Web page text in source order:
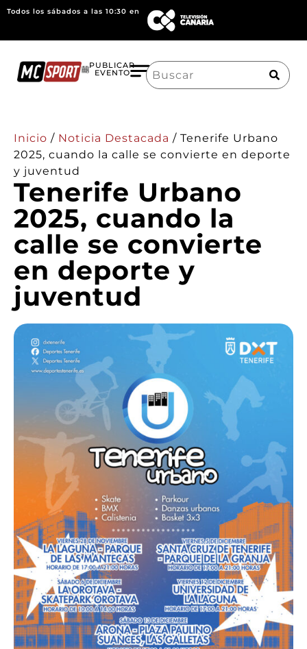
Todos los sábados a las 10:30 en
PUBLICAR
EVENTO
Search
for:
Inicio / Noticia Destacada / Tenerife Urbano
2025, cuando la calle se convierte en deporte
y juventud
Tenerife Urbano
2025, cuando la
calle se convierte
en deporte y
juventud